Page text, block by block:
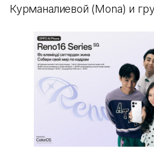
Курманалиевой (Mona) и